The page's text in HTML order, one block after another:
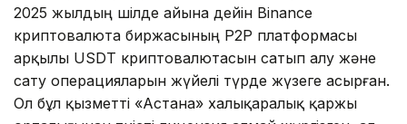
2025 жылдың шілде айына дейін Binance
криптовалюта биржасының P2P платформасы
арқылы USDT криптовалютасын сатып алу және
сату операцияларын жүйелі түрде жүзеге асырған.
Ол бұл қызметті «Астана» халықаралық қаржы